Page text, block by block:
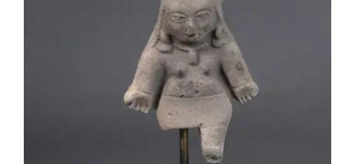
AMS007 Figurine votive – Culture
Valdivia, Equateur